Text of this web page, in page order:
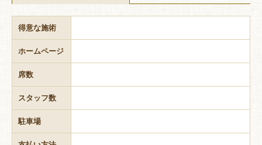
得意な施術
ホームページ
席数
スタッフ数
駐車場